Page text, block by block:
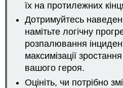
їх на протилежних
Дотримуйтесь
намітьте логічну
розпалювання
максимізації
вашого героя.
Оцініть, чи потрібно